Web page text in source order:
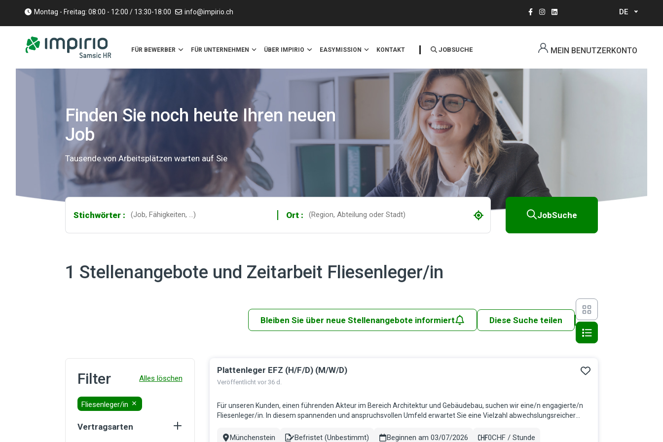
Montag - Freitag: 08:00 - 12:00 / 13:30-18:00 info@impirio.ch
Select
DE
FÜR BEWERBER FÜR UNTERNEHMEN ÜBER IMPIRIO EASYMISSION KONTAKT JOBSUCHE MEIN BENUTZERKONTO
Finden Sie noch heute Ihren neuen
Job
Tausende von Arbeitsplätzen warten auf Sie
Stichwörter : Ort : JobSuche
1 Stellenangebote und Zeitarbeit Fliesenleger/in
Bleiben Sie über neue Stellenangebote informiert Diese Suche teilen
Filter
Fliesenleger/in
Vertragsarten
Select
Befristet (Unbestimmt)
Ergebnisse
Plattenleger EFZ (H/F/D) (M/W/D)
Veröffentlicht vor 36 d.
Für unseren Kunden, einen führenden Akteur im Bereich Architektur und Gebäudebau, suchen wir eine/n engagierte/n
Fliesenleger/in. In diesem spannenden und anspruchsvollen Umfeld erwartet Sie eine Vielzahl abwechslungsreicher
Münchenstein Befristet (Unbestimmt) Beginnen am 03/07/2026 0CHF / Stunde